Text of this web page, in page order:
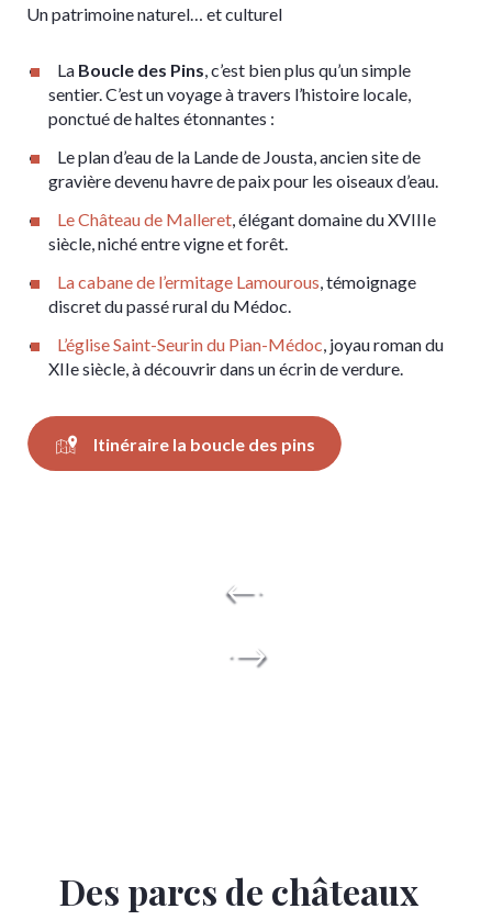
Un patrimoine naturel… et culturel
La Boucle des Pins, c’est bien plus qu’un simple
sentier. C’est un voyage à travers l’histoire locale,
ponctué de haltes étonnantes :
Le plan d’eau de la Lande de Jousta, ancien site de
gravière devenu havre de paix pour les oiseaux d’eau.
Le Château de Malleret, élégant domaine du XVIIIe
siècle, niché entre vigne et forêt.
La cabane de l’ermitage Lamourous, témoignage
discret du passé rural du Médoc.
L’église Saint-Seurin du Pian-Médoc, joyau roman du
XIIe siècle, à découvrir dans un écrin de verdure.
Itinéraire la boucle des pins
Des parcs de châteaux